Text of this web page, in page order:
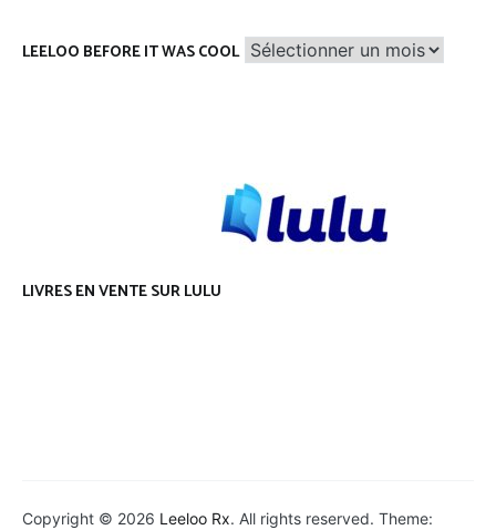
LEELOO BEFORE IT WAS COOL Leeloo
before
LIVRES EN VENTE SUR LULU
Copyright © 2026 Leeloo Rx. All rights reserved. Theme: